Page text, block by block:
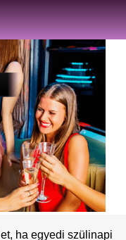
ha egyedi szülinapi